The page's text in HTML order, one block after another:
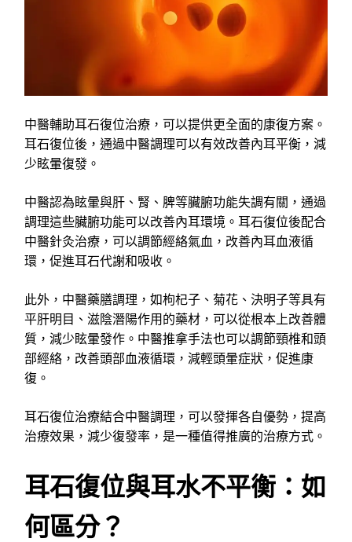
中醫輔助耳石復位治療，可以提供更全面的康復方案。
耳石復位後，通過中醫調理可以有效改善內耳平衡，減
少眩暈復發。
中醫認為眩暈與肝、腎、脾等臟腑功能失調有關，通過
調理這些臟腑功能可以改善內耳環境。耳石復位後配合
中醫針灸治療，可以調節經絡氣血，改善內耳血液循
環，促進耳石代謝和吸收。
此外，中醫藥膳調理，如枸杞子、菊花、決明子等具有
平肝明目、滋陰潛陽作用的藥材，可以從根本上改善體
質，減少眩暈發作。中醫推拿手法也可以調節頸椎和頭
部經絡，改善頭部血液循環，減輕頭暈症狀，促進康
復。
耳石復位治療結合中醫調理，可以發揮各自優勢，提高
治療效果，減少復發率，是一種值得推廣的治療方式。
耳石復位與耳水不平衡：如
何區分？